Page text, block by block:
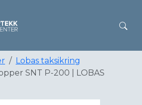
Lobas taksikring
SNT P-200 | LOBAS